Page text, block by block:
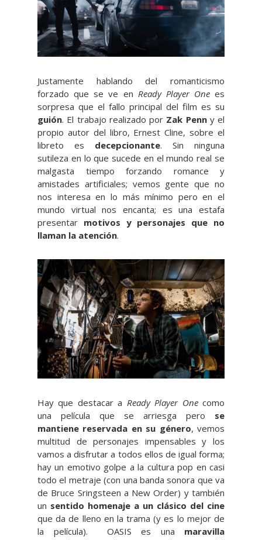
Justamente hablando del romanticismo
forzado que se ve en Ready Player One es
sorpresa que el fallo principal del film es su
guión. El trabajo realizado por Zak Penny el
propio autor del libro, Ernest Cline, sobre el
libreto es decepcionante. Sin ninguna
sutileza en lo que sucede en el mundo real se
malgasta tiempo forzando romance y
amistades artificiales; vemos gente que no
nos interesa en lo más mínimo pero en el
mundo virtual nos encanta; es una estafa
presentar motivos y personajes que no
llaman la atención.
Hay que destacar a Ready Player Onecomo
una película que se arriesga pero se
mantiene reservada en su género, vemos
multitud de personajes impensables y los
vamos a disfrutar a todos ellos de igual forma;
hay un emotivo golpe a la cultura pop en casi
todo el metraje (con una banda sonora que va
de Bruce Sringsteen a New Order) y también
un sentido homenaje a un clásico del cine
que da de lleno en la trama (y es lo mejor de
la película). OASIS es una maravilla